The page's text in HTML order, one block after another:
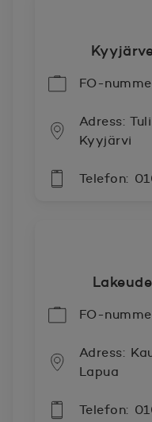
FO-
Adress:
Kyyjärvi
Telefon:
FO-
Adress:
Lapua
Telefon: